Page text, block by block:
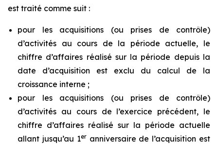
est traité comme suit :
pour les acquisitions (ou prises de contrôle)
d’activités au cours de la période actuelle, le
chiffre d’affaires réalisé sur la période depuis la
date d’acquisition est exclu du calcul de la
croissance interne ;
pour les acquisitions (ou prises de contrôle)
d’activités au cours de l’exercice précédent, le
chiffre d’affaires réalisé sur la période actuelle
allant jusqu’au 1eranniversaire de l’acquisition est